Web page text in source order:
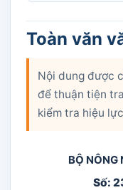
Toàn văn
Nội dung được
để thuận tiện
kiểm tra hiệu
BỘ NÔNG
Số: